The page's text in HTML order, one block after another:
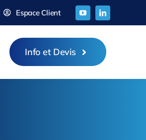
Espace Client
Info et Devis